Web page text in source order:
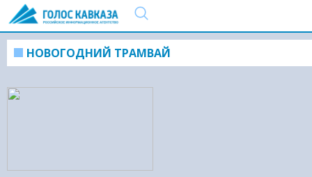
НОВОГОДНИЙ ТРАМВАЙ